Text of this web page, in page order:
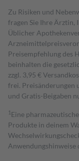
Zu Risiken und
fragen Sie Ihre Ärztin,
Üblicher
Preisempfehlung des
beinhalten die
zzgl. 3,95 €
frei. Preisänderungen
und Gratis-Beigaben
1 Eine
Produkte in deinem
Anwendungshinweise